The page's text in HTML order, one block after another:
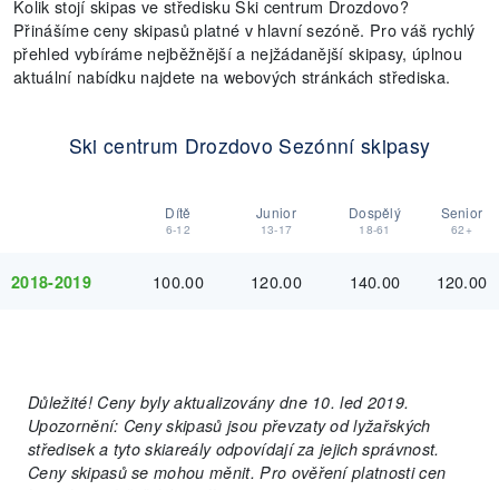
Kolik stojí skipas ve středisku Ski centrum Drozdovo?
Přinášíme ceny skipasů platné v hlavní sezóně. Pro váš rychlý
přehled vybíráme nejběžnější a nejžádanější skipasy, úplnou
aktuální nabídku najdete na webových stránkách střediska.
Ski centrum Drozdovo Sezónní skipasy
Dítě
6-12
Junior
13-17
Dospělý
18-61
Senior
62+
2018-2019 100.00 120.00 140.00 120.00
Důležité! Ceny byly aktualizovány dne 10. led 2019.
Upozornění: Ceny skipasů jsou převzaty od lyžařských
středisek a tyto skiareály odpovídají za jejich správnost.
Ceny skipasů se mohou měnit. Pro ověření platnosti cen